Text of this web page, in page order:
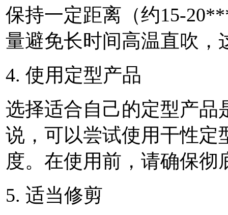
保持一定距离（约15-
量避免长时间高温直吹，
4. 使用定型产品
选择适合自己的定型产品
说，可以尝试使用干性定
度。在使用前，请确保彻
5. 适当修剪